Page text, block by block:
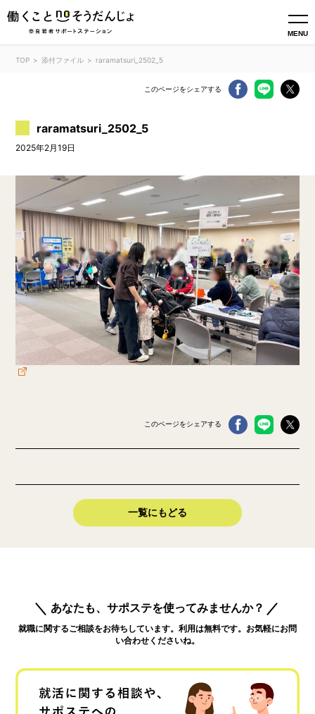
MENU
TOP 添付ファイル raramatsuri_2502_5
このページをシェアする
raramatsuri_2502_5
2025年2月19日
このページをシェアする
一覧にもどる
あなたも、サポステを使ってみませんか？
就職に関するご相談をお待ちしています。利用は無料です。お気軽にお問
い合わせくださいね。